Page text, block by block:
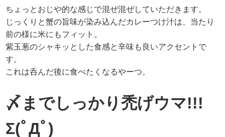
ちょっとおじや的な感じで混ぜ混ぜしていただきます。
じっくりと蟹の旨味が染み込んだカレーつけ汁は、当たり
前の様に米にもフィット。
紫玉葱のシャキッとした食感と辛味も良いアクセントで
す。
これは呑んだ後に食べたくなるやーつ。
〆までしっかり禿げウマ!!!
Σ(ﾟДﾟ)